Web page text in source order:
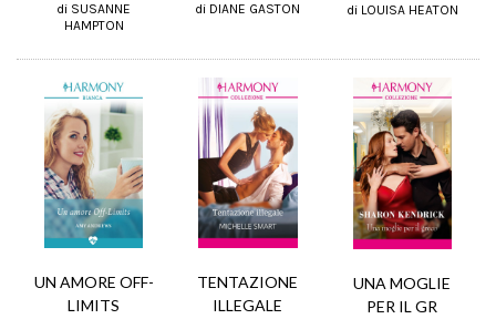
di SUSANNE
HAMPTON
di DIANE GASTON di LOUISA HEATON
UN AMORE OFF-
LIMITS
TENTAZIONE
ILLEGALE
UNA MOGLIE
PER IL GR